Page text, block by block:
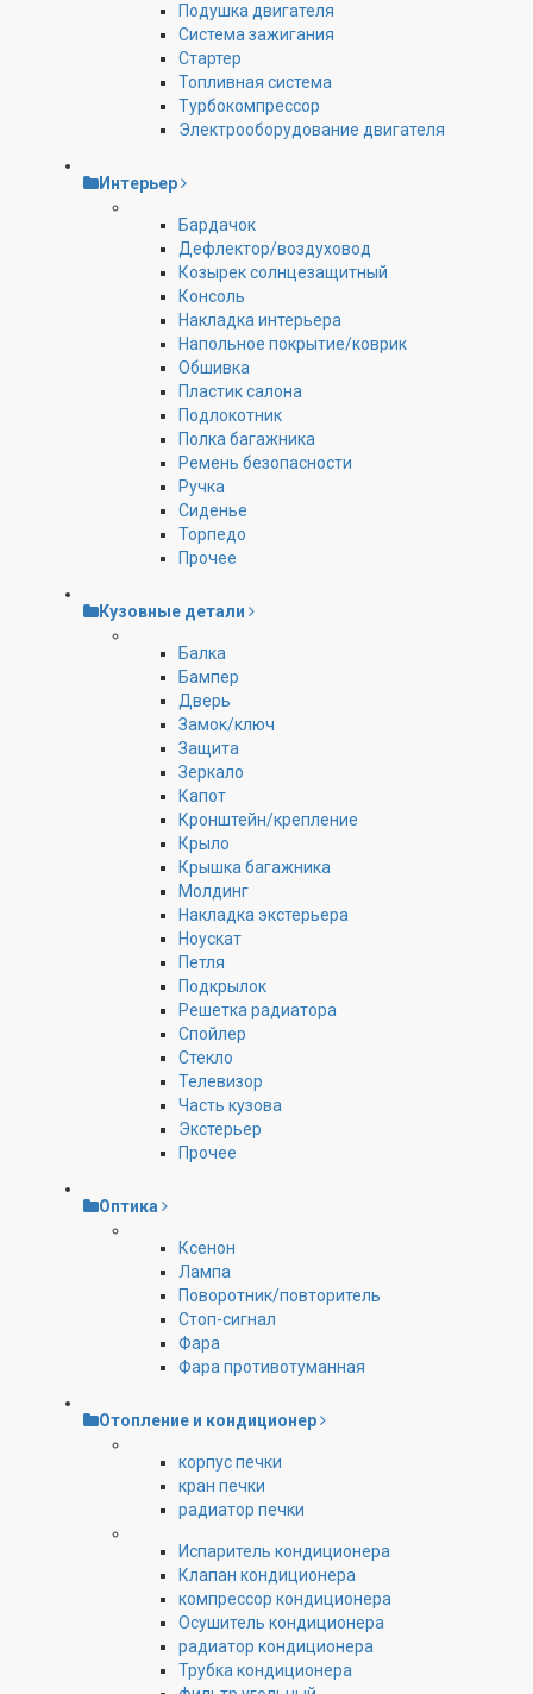
Подушка двигателя
Система зажигания
Стартер
Топливная система
Турбокомпрессор
Электрооборудование двигателя
Интерьер
Бардачок
Дефлектор/воздуховод
Козырек солнцезащитный
Консоль
Накладка интерьера
Напольное покрытие/коврик
Обшивка
Пластик салона
Подлокотник
Полка багажника
Ремень безопасности
Ручка
Сиденье
Торпедо
Прочее
Кузовные детали
Балка
Бампер
Дверь
Замок/ключ
Защита
Зеркало
Капот
Кронштейн/крепление
Крыло
Крышка багажника
Молдинг
Накладка экстерьера
Ноускат
Петля
Подкрылок
Решетка радиатора
Спойлер
Стекло
Телевизор
Часть кузова
Экстерьер
Прочее
Оптика
Ксенон
Лампа
Поворотник/повторитель
Стоп-сигнал
Фара
Фара противотуманная
Отопление и кондиционер
корпус печки
кран печки
радиатор печки
Испаритель кондиционера
Клапан кондиционера
компрессор кондиционера
Осушитель кондиционера
радиатор кондиционера
Трубка кондиционера